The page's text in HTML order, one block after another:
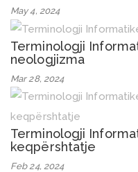
May 4, 2024
Terminologji
neologjizma
Mar 28, 2024
Terminologji
keqpërshtatje
Feb 24, 2024